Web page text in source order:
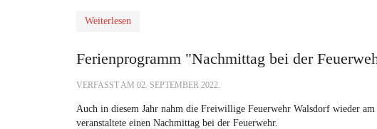
Weiterlesen
Ferienprogramm "Nachmittag bei der
VERFASST AM 02. SEPTEMBER 2022.
Auch in diesem Jahr nahm die Freiwillige Feuerwehr Walsdorf wieder
veranstaltete einen Nachmittag bei der Feuerwehr.